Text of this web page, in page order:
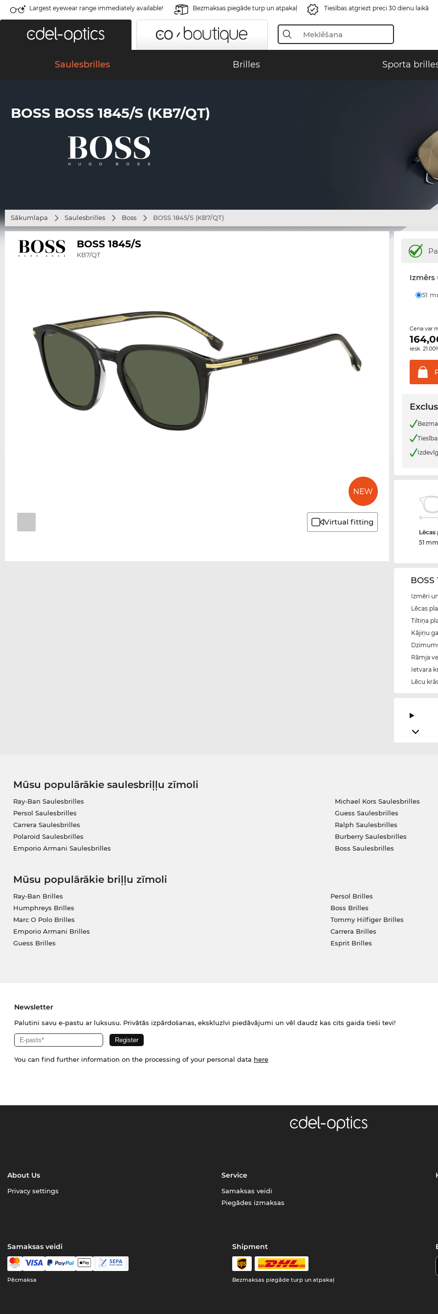
Largest eyewear range immediately available! Bezmaksas piegāde turp un atpakaļ Tiesības atgriezt preci 30 dienu laikā
Saulesbrilles Brilles Sporta
BOSS BOSS 1845/S (KB7/QT)
Sākumlapa Saulesbrilles Boss BOSS 1845/S (KB7/QT)
BOSS 1845/S
KB7/QT
Virtual fitting
Izmērs
51
Cena var
iesk.
51 mm
Izmēri
Lēcas
Tiltiņa
Kājiņu
Rāmja
Ietvara
Lēcu
Mūsu populārākie saulesbriļļu zīmoli
Ray-Ban Saulesbrilles
Persol Saulesbrilles
Carrera Saulesbrilles
Polaroid Saulesbrilles
Emporio Armani Saulesbrilles
Michael Kors Saulesbrilles
Guess Saulesbrilles
Ralph Saulesbrilles
Burberry Saulesbrilles
Boss Saulesbrilles
Mūsu populārākie briļļu zīmoli
Ray-Ban Brilles
Humphreys Brilles
Marc O Polo Brilles
Emporio Armani Brilles
Guess Brilles
Persol Brilles
Boss Brilles
Tommy Hilfiger Brilles
Carrera Brilles
Esprit Brilles
Newsletter
Palutini savu e-pastu ar luksusu. Privātās izpārdošanas, ekskluzīvi piedāvājumi un vēl daudz kas cits gaida tieši tevi!
You can find further information on the processing of your personal data here
About Us
Privacy settings
Service
Samaksas veidi
Piegādes izmaksas
Samaksas veidi
Pēcmaksa
Shipment
Bezmaksas piegāde turp un atpakaļ